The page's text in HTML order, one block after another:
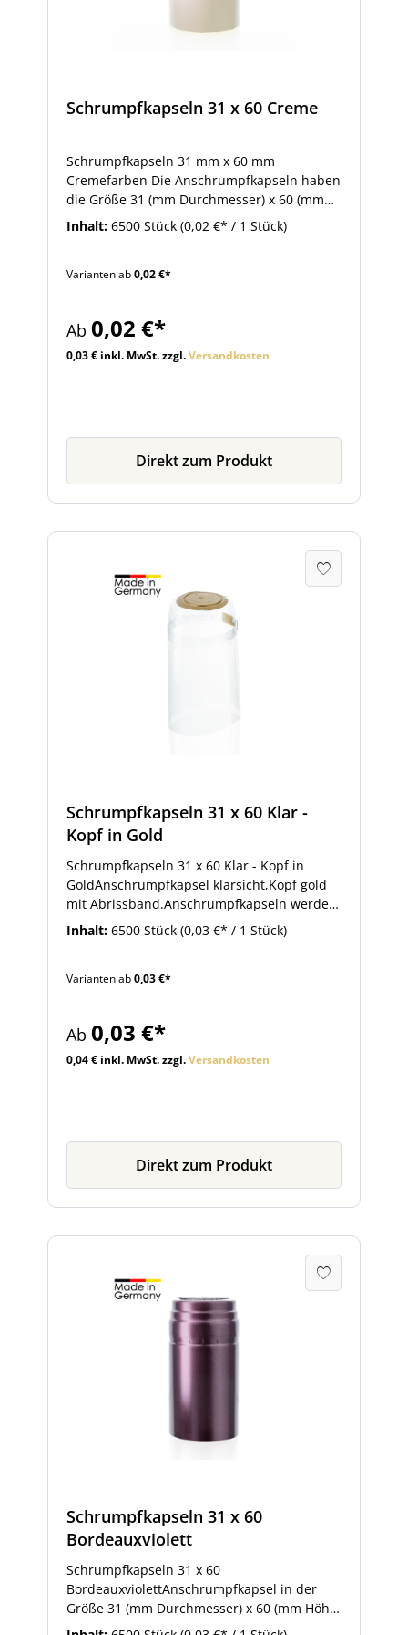
Schrumpfkapseln 31 x 60 Creme
Schrumpfkapseln 31 mm x 60 mm
Cremefarben Die Anschrumpfkapseln haben
die Größe 31 (mm Durchmesser) x 60 (mm
Höhe). Schrumpfkapseln dieser Größe sind
passend für Flaschen mit 28 mm MCA-
Korkmündung. So bringen Sie
auflegen. Anschließend erhitzen Sie die
Kapsel mit Hilfe eines starken Heißluftföns
Inhalt: 6500 Stück (0,02 €* / 1 Stück)
Varianten ab0,02 €*
Ab 0,02 €*
0,03 € inkl. MwSt. zzgl.Versandkosten
Direkt zum Produkt
Schrumpfkapseln 31 x 60 Klar -
Kopf in Gold
Schrumpfkapseln 31 x 60 Klar - Kopf in
GoldAnschrumpfkapsel klarsicht,Kopf gold
mit Abrissband.Anschrumpfkapseln werden
als Originalitätsverschluß für sämtliche
Flaschen verwendet.
Inhalt: 6500 Stück (0,03 €* / 1 Stück)
Varianten ab0,03 €*
Ab 0,03 €*
0,04 € inkl. MwSt. zzgl.Versandkosten
Direkt zum Produkt
Schrumpfkapseln 31 x 60
Bordeauxviolett
Schrumpfkapseln 31 x 60
BordeauxviolettAnschrumpfkapsel in der
Größe 31 (mm Durchmesser) x 60 (mm Höhe)
in der Farbe Bordeaux-Violett-Metallic. Die